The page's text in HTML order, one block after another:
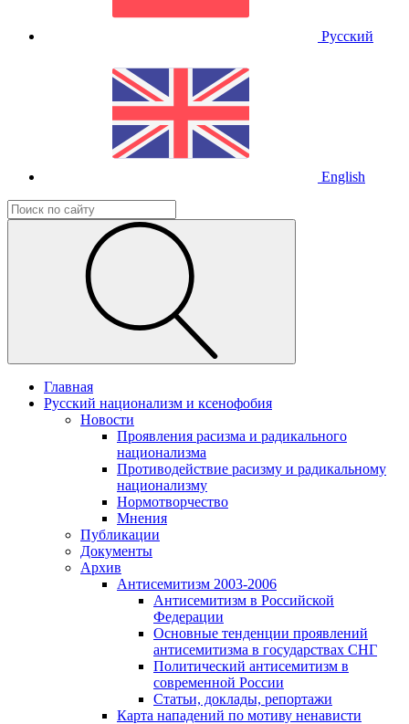
Русский
English
Главная
Русский национализм и ксенофобия
Новости
Проявления расизма и радикального
национализма
Противодействие расизму и радикальному
национализму
Нормотворчество
Мнения
Публикации
Документы
Архив
Антисемитизм 2003-2006
Антисемитизм в Российской
Федерации
Основные тенденции проявлений
антисемитизма в государствах СНГ
Политический антисемитизм в
современной России
Статьи, доклады, репортажи
Карта нападений по мотиву ненависти